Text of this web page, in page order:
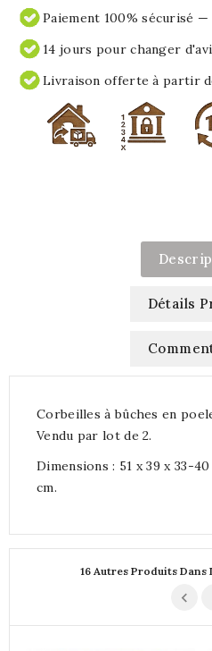
Paiement 100% sécurisé
14 jours pour changer
Livraison offerte à partir
Détails
Corbeilles à bûches en
Vendu par lot de 2.
Dimensions : 51 x 39 x 33-
cm.
16 Autres Produits Dans